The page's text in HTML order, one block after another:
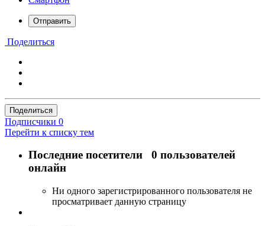
Отправить
Поделиться
Поделиться
Подписчики 0
Перейти к списку тем
Последние посетители 0 пользователей
онлайн
Ни одного зарегистрированного пользователя не
просматривает данную страницу